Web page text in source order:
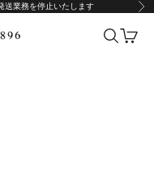
送業務を停止いたします 次
store - 検索カート